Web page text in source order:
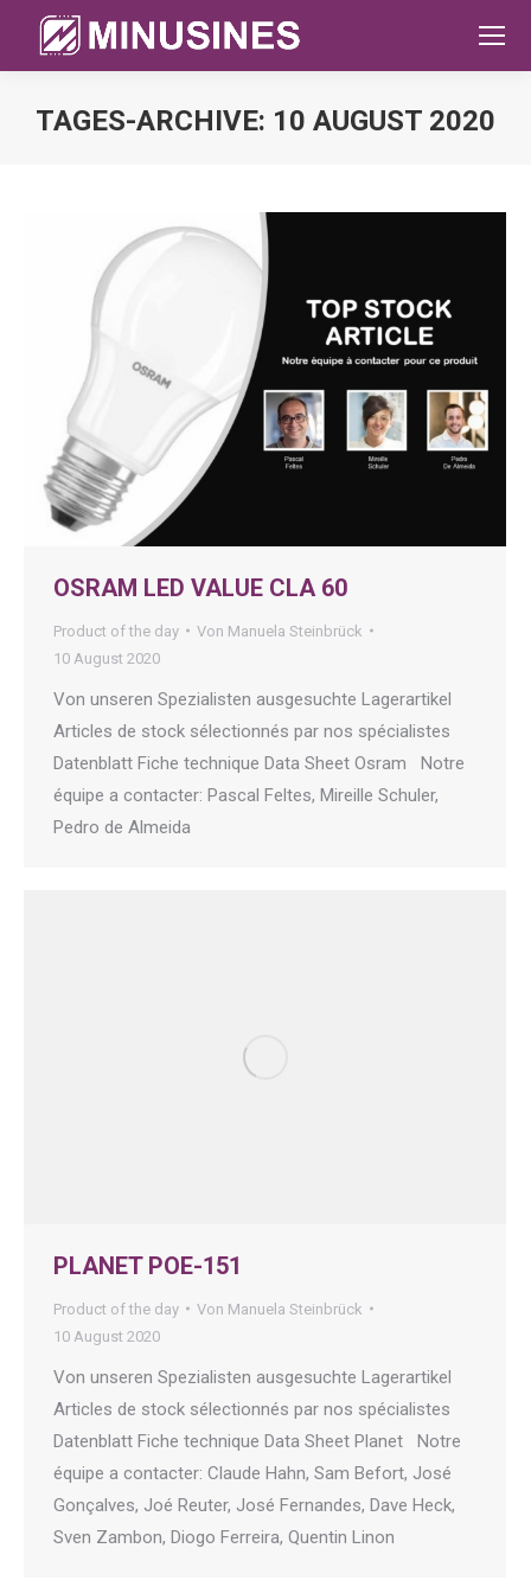
TAGES-ARCHIVE: 10 AUGUST 2020
OSRAM LED VALUE CLA 60
Product of the day Von Manuela Steinbrück
10 August 2020
Von unseren Spezialisten ausgesuchte Lagerartikel
Articles de stock sélectionnés par nos spécialistes
Datenblatt Fiche technique Data Sheet Osram Notre
équipe a contacter: Pascal Feltes, Mireille Schuler,
Pedro de Almeida
PLANET POE-151
Product of the day Von Manuela Steinbrück
10 August 2020
Von unseren Spezialisten ausgesuchte Lagerartikel
Articles de stock sélectionnés par nos spécialistes
Datenblatt Fiche technique Data Sheet Planet Notre
équipe a contacter: Claude Hahn, Sam Befort, José
Gonçalves, Joé Reuter, José Fernandes, Dave Heck,
Sven Zambon, Diogo Ferreira, Quentin Linon